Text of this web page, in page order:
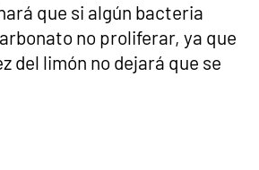
que si algún bacteria
no proliferar, ya que
del limón no dejará que se